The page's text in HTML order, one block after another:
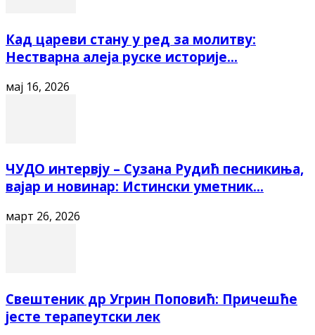
Кад цареви стану у ред за молитву:
Нестварна алеја руске историје...
мај 16, 2026
ЧУДО интервју – Сузана Рудић песникиња,
вајар и новинар: Истински уметник...
март 26, 2026
Свештеник др Угрин Поповић: Причешће
јесте терапеутски лек